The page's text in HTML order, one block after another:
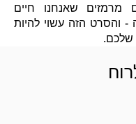
מרמזים שאנחנו חיים
- והסרט הזה עשוי להיות
שלכם.